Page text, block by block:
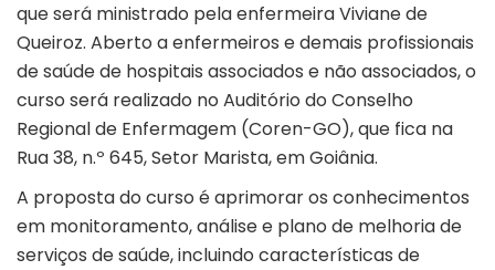
que será ministrado pela enfermeira Viviane de
Queiroz. Aberto a enfermeiros e demais profissionais
de saúde de hospitais associados e não associados, o
curso será realizado no Auditório do Conselho
Regional de Enfermagem (Coren-GO), que fica na
Rua 38, n.º 645, Setor Marista, em Goiânia.
A proposta do curso é aprimorar os conhecimentos
em monitoramento, análise e plano de melhoria de
serviços de saúde, incluindo características de